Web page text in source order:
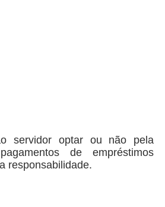
servidor optar ou não pela
de empréstimos
responsabilidade.